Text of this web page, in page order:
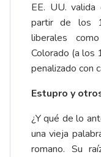
EE. UU.
partir de los
liberales
Colorado (a los
penalizado con
Estupro y
¿Y qué de lo
una vieja
romano. Su